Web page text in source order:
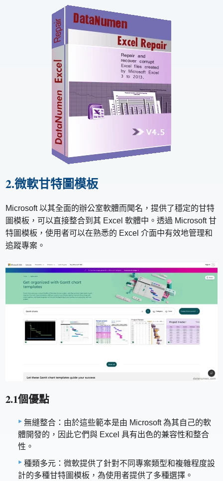
2.微軟甘特圖模板
Microsoft 以其全面的辦公室軟體而聞名，提供了穩定的甘特
圖模板，可以直接整合到其 Excel 軟體中。透過 Microsoft 甘
特圖模板，使用者可以在熟悉的 Excel 介面中有效地管理和
追蹤專案。
2.1個優點
無縫整合：由於這些範本是由 Microsoft 為其自己的軟
體開發的，因此它們與 Excel 具有出色的兼容性和整合
性。
種類多元：微軟提供了針對不同專案類型和複雜程度設
計的多種甘特圖模板，為使用者提供了多種選擇。